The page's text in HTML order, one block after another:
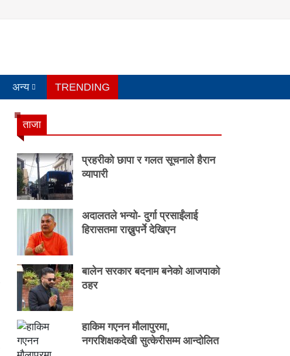
अन्य TRENDING
ताजा
प्रहरीको छापा र गलत सूचनाले हैरान
व्यापारी
अदालतले भन्यो- दुर्गा प्रसाईंलाई
हिरासतमा राख्नुपर्ने देखिएन
बालेन सरकार बदनाम बनेको आजपाको
ठहर
हाकिम गएनन मौलापुरमा,
नगरशिक्षकदेखी सुत्केरीसम्म आन्दोलित